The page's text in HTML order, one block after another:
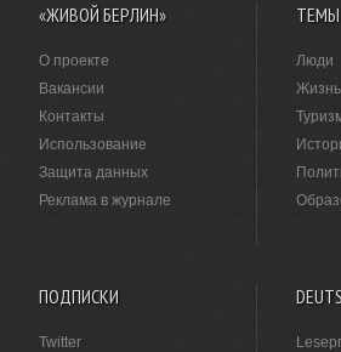
«ЖИВОЙ БЕРЛИН»
О проекте
Вакансии
Контакты
Использование
Защита данных
Реклама в журнале
ТЕМЫ
Люди
Жизнь
ПОДПИСКИ
Twitter